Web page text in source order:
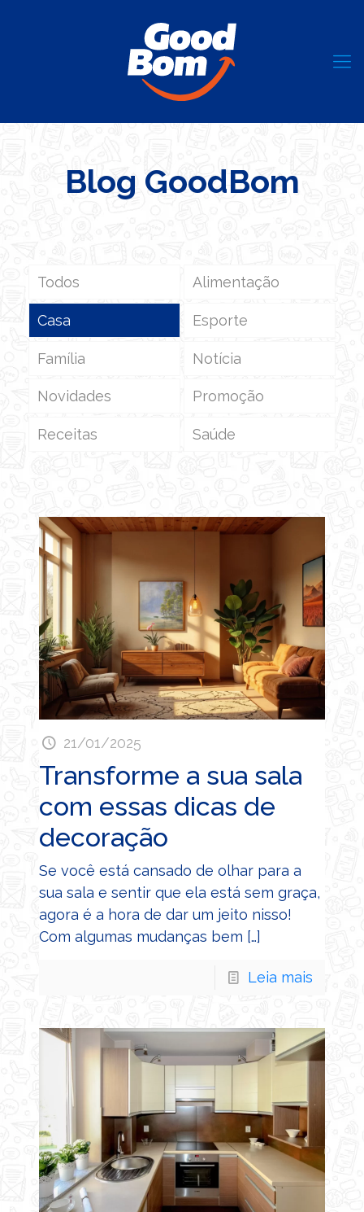
Blog GoodBom
Todos Alimentação
Casa Esporte
Família Notícia
Novidades Promoção
Receitas Saúde
21/01/2025
Transforme a sua sala
com essas dicas de
decoração
Se você está cansado de olhar para a
sua sala e sentir que ela está sem graça,
agora é a hora de dar um jeito nisso!
Com algumas mudanças bem […]
Leia mais